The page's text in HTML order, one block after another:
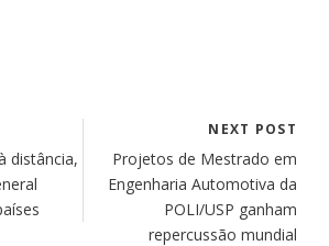
distância,
NEXT POST
Projetos de Mestrado em
Engenharia Automotiva da
POLI/USP ganham
repercussão mundial